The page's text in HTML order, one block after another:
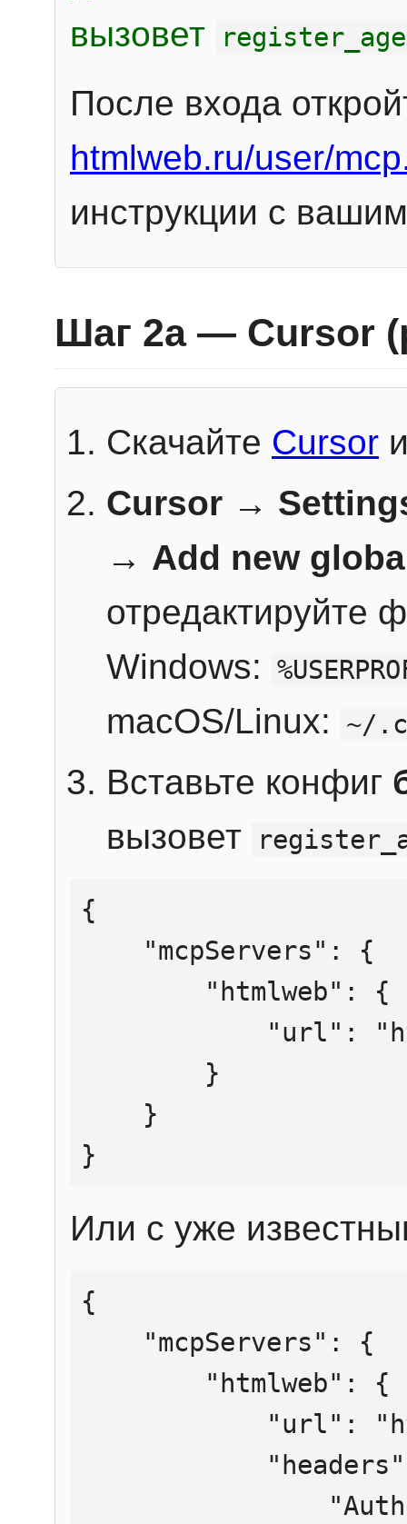
вызовет
После входа
htmlweb.ru/user/
инструкции с
Шаг 2a — Cursor
Скачайте Cursor
Cursor →
→ Add new
отредактируйте
Windows:
macOS/Linux: ~/
Вставьте конфиг
вызовет
{
}
Или с уже
{